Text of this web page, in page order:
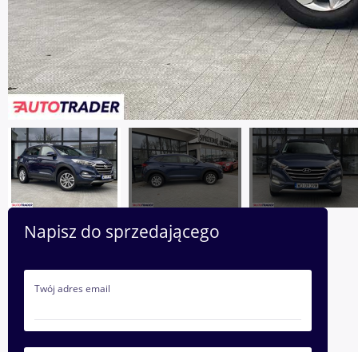
Napisz do sprzedającego
Twój adres email